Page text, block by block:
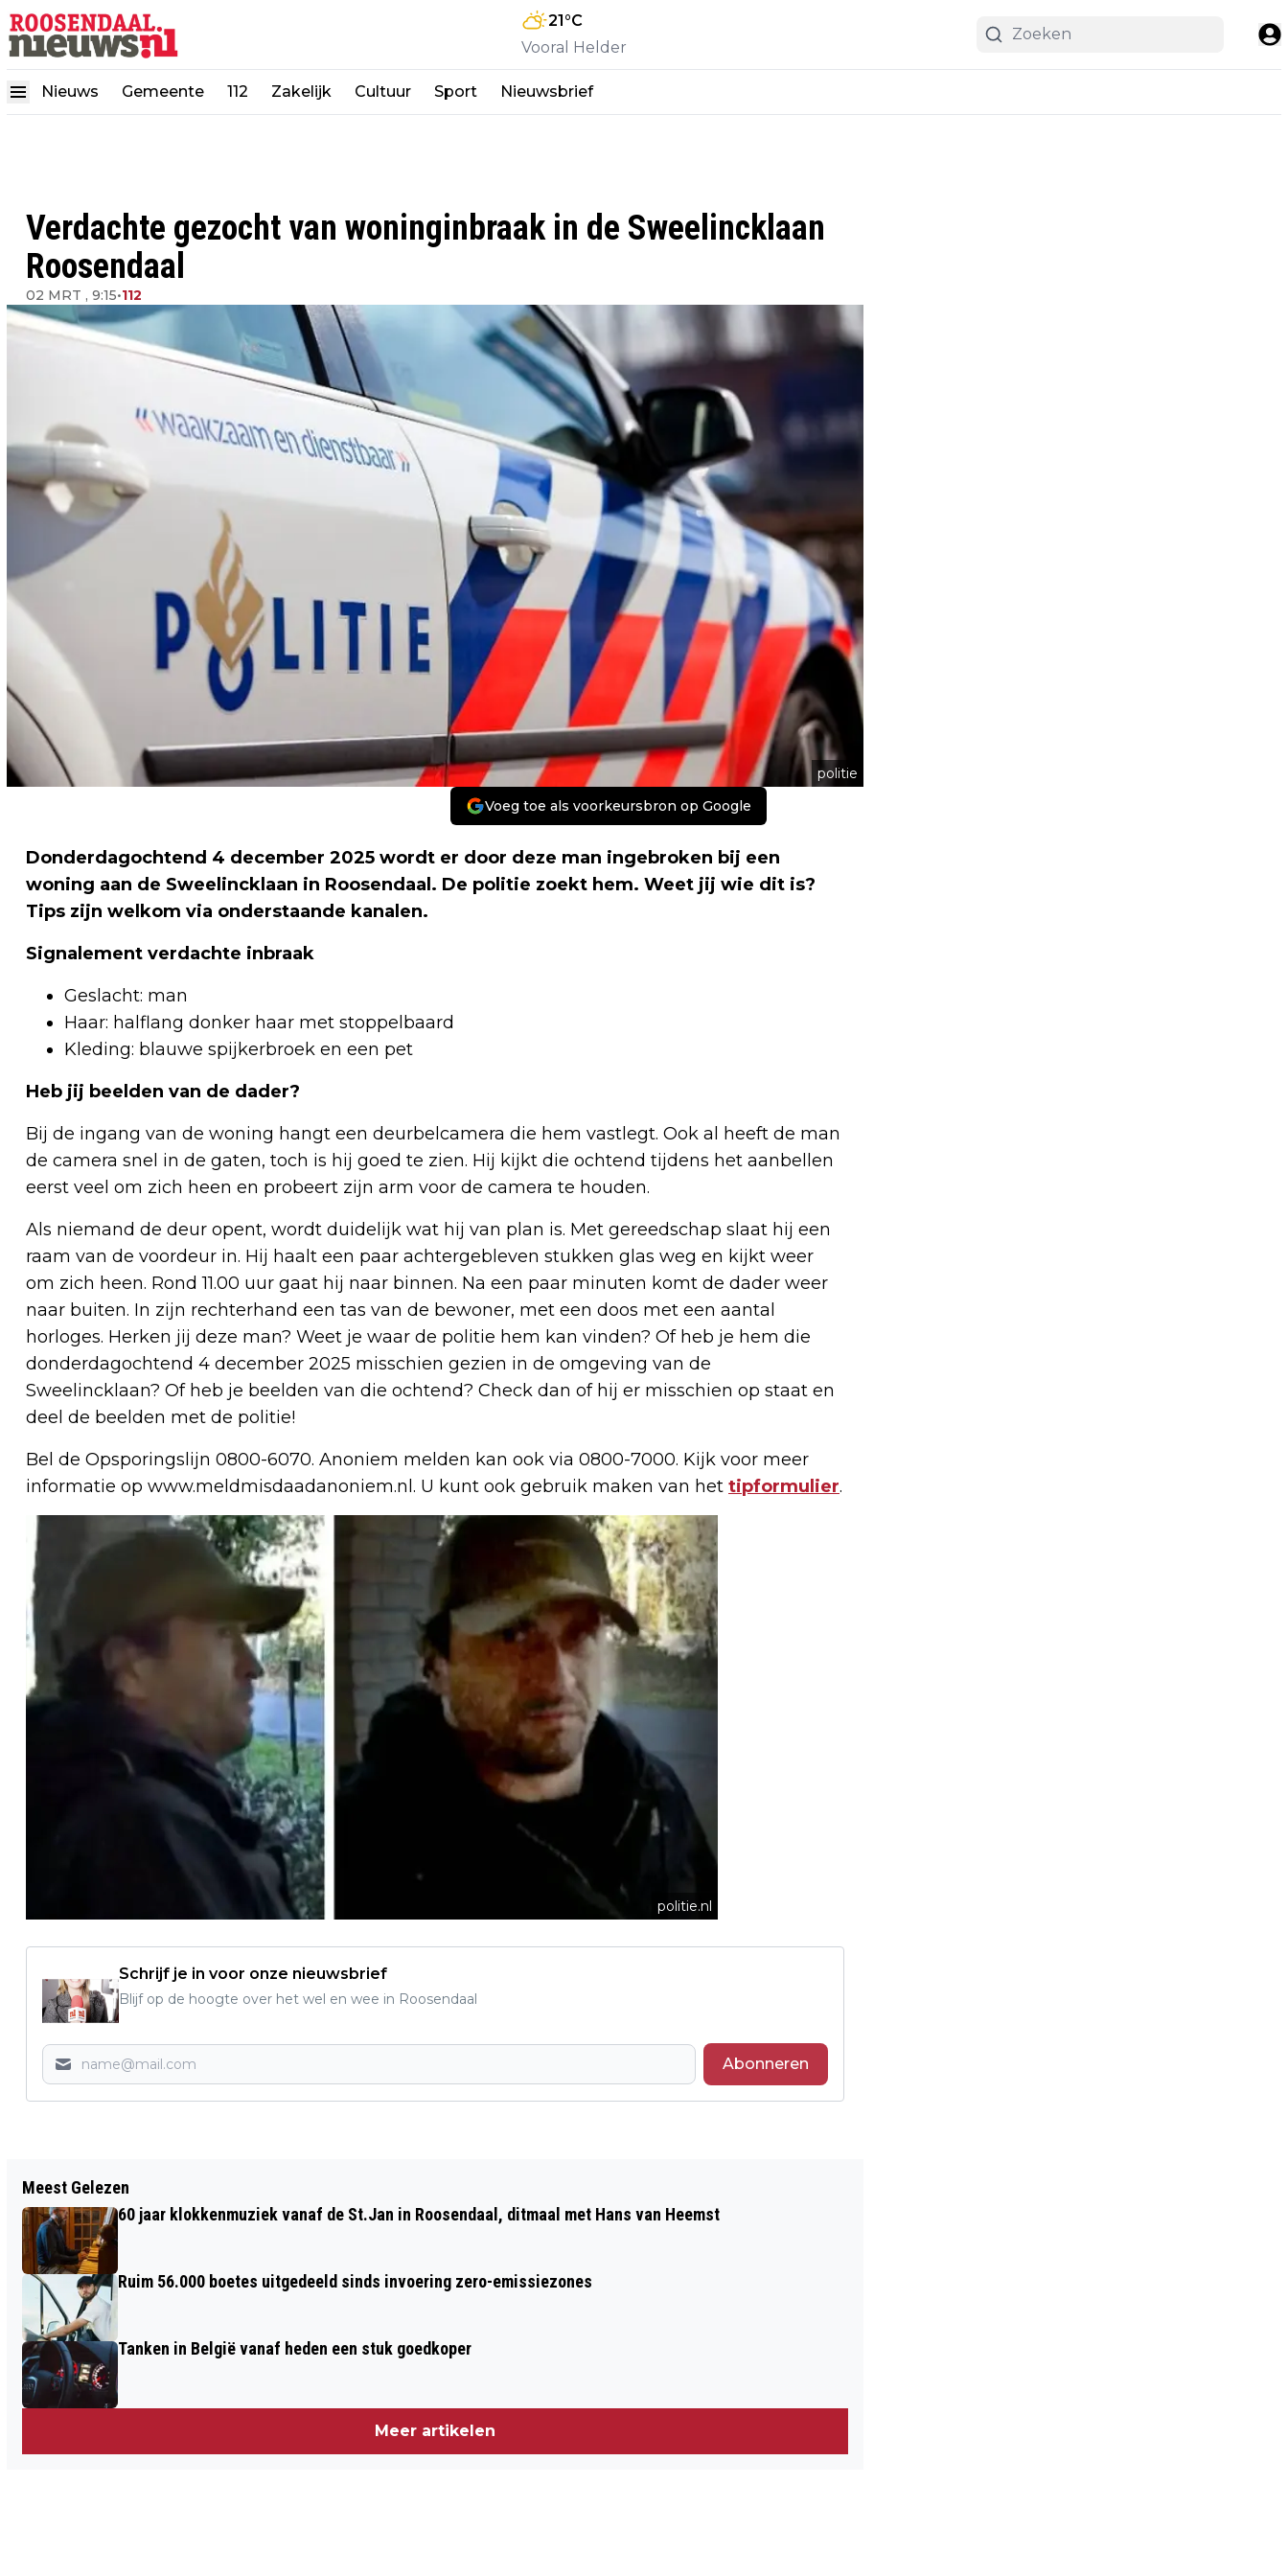
21°C
Vooral Helder
Nieuws Gemeente 112 Zakelijk Cultuur Sport Nieuwsbrief
Verdachte gezocht van woninginbraak in de Sweelincklaan
Roosendaal
02 MRT , 9:15•112
politie
Voeg toe als voorkeursbron op Google
Donderdagochtend 4 december 2025 wordt er door deze man ingebroken bij een
woning aan de Sweelincklaan in Roosendaal. De politie zoekt hem. Weet jij wie dit is?
Tips zijn welkom via onderstaande kanalen.
Signalement verdachte inbraak
Geslacht: man
Haar: halflang donker haar met stoppelbaard
Kleding: blauwe spijkerbroek en een pet
Heb jij beelden van de dader?
Bij de ingang van de woning hangt een deurbelcamera die hem vastlegt. Ook al heeft de man
de camera snel in de gaten, toch is hij goed te zien. Hij kijkt die ochtend tijdens het aanbellen
eerst veel om zich heen en probeert zijn arm voor de camera te houden.
Als niemand de deur opent, wordt duidelijk wat hij van plan is. Met gereedschap slaat hij een
raam van de voordeur in. Hij haalt een paar achtergebleven stukken glas weg en kijkt weer
om zich heen. Rond 11.00 uur gaat hij naar binnen. Na een paar minuten komt de dader weer
naar buiten. In zijn rechterhand een tas van de bewoner, met een doos met een aantal
horloges. Herken jij deze man? Weet je waar de politie hem kan vinden? Of heb je hem die
donderdagochtend 4 december 2025 misschien gezien in de omgeving van de
Sweelincklaan? Of heb je beelden van die ochtend? Check dan of hij er misschien op staat en
deel de beelden met de politie!
Bel de Opsporingslijn 0800-6070. Anoniem melden kan ook via 0800-7000. Kijk voor meer
informatie op www.meldmisdaadanoniem.nl. U kunt ook gebruik maken van het tipformulier.
politie.nl
Schrijf je in voor onze nieuwsbrief
Blijf op de hoogte over het wel en wee in Roosendaal
Abonneren
MAART: ZACHT EN VRIJ ZONNIG
LENTEWEER
MANTELZORGERS, GEEF ZE BETAALD
Meest Gelezen
60 jaar klokkenmuziek vanaf de St.Jan in Roosendaal, ditmaal met Hans van Heemst
Ruim 56.000 boetes uitgedeeld sinds invoering zero-emissiezones
Tanken in België vanaf heden een stuk goedkoper
Meer artikelen